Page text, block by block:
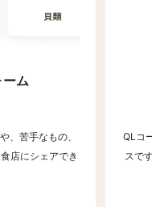
ム
、苦手なもの、
店にシェアでき
QLコ
スで